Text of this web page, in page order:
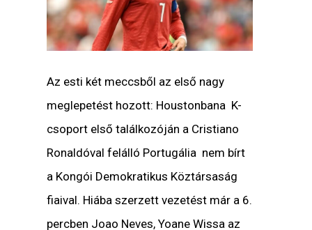
Az esti két meccsből az első nagy
meglepetést hozott: Houstonbana K-
csoport első találkozóján a Cristiano
Ronaldóval felálló Portugália nem bírt
a Kongói Demokratikus Köztársaság
fiaival. Hiába szerzett vezetést már a 6.
percben Joao Neves, Yoane Wissa az